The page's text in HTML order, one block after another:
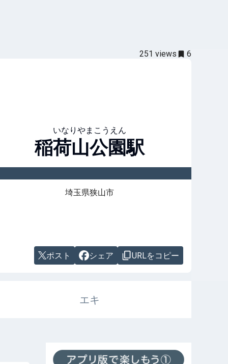
251 views 6
いなりやまこうえん
稲荷山公園駅
埼玉県狭山市
ポスト シェア URLをコピー
エキ